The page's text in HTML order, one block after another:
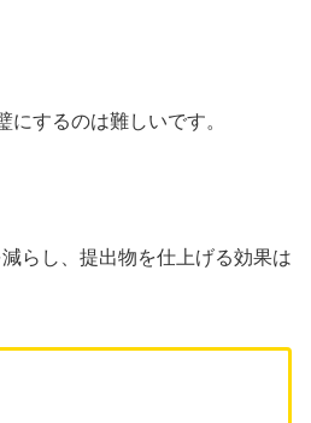
にするのは難しいです。
らし、提出物を仕上げる効果は